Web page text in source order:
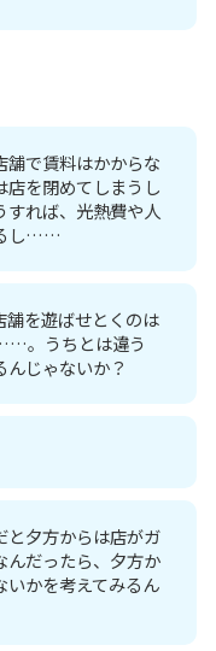
舗で賃料はかからな
店を閉めてしまうし
すれば、光熱費や人
し……
舗を遊ばせとくのは
。うちとは違う
んじゃないか？
と夕方からは店がガ
んだったら、夕方か
いかを考えてみるん